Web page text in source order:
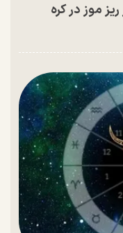
موز در کره